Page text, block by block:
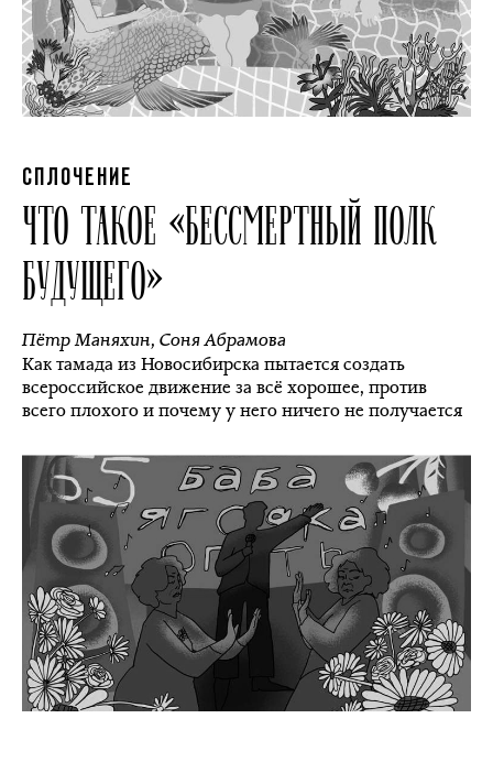
СПЛОЧЕНИЕ
ЧТО ТАКОЕ «БЕССМЕРТНЫЙ ПОЛК
БУДУЩЕГО»
Пётр Маняхин, Соня Абрамова
Как тамада из Новосибирска пытается создать
всероссийское движение за всё хорошее, против
всего плохого и почему у него ничего не получается